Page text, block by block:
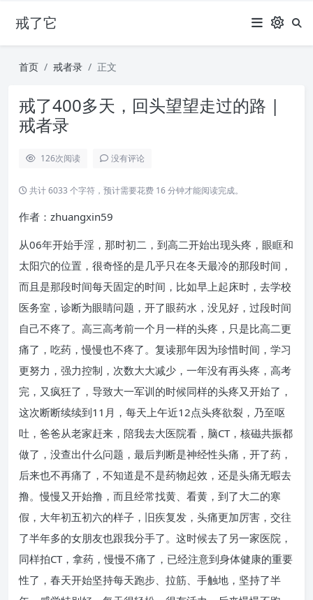
戒了它
首页 戒者录 正文
戒了400多天，回头望望走过的路 |
戒者录
126次阅读 没有评论
共计 6033 个字符，预计需要花费 16 分钟才能阅读完成。
作者：zhuangxin59
从06年开始手淫，那时初二，到高二开始出现头疼，眼眶和
太阳穴的位置，很奇怪的是几乎只在冬天最冷的那段时间，
而且是那段时间每天固定的时间，比如早上起床时，去学校
医务室，诊断为眼睛问题，开了眼药水，没见好，过段时间
自己不疼了。高三高考前一个月一样的头疼，只是比高二更
痛了，吃药，慢慢也不疼了。复读那年因为珍惜时间，学习
更努力，强力控制，次数大大减少，一年没有再头疼，高考
完，又疯狂了，导致大一军训的时候同样的头疼又开始了，
这次断断续续到11月，每天上午近12点头疼欲裂，乃至呕
吐，爸爸从老家赶来，陪我去大医院看，脑CT，核磁共振都
做了，没查出什么问题，最后判断是神经性头痛，开了药，
后来也不再痛了，不知道是不是药物起效，还是头痛无暇去
撸。慢慢又开始撸，而且经常找黄、看黄，到了大二的寒
假，大年初五初六的样子，旧疾复发，头痛更加厉害，交往
了半年多的女朋友也跟我分手了。这时候去了另一家医院，
同样拍CT，拿药，慢慢不痛了，已经注意到身体健康的重要
性了，春天开始坚持每天跑步、拉筋、手触地，坚持了半